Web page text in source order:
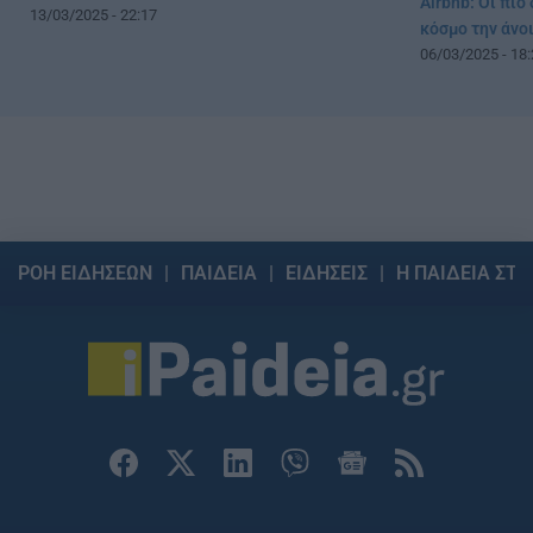
13/03/2025 - 22:17
κόσμο την
06/03/2025 -
ΡΟΗ ΕΙΔΗΣΕΩΝ ΠΑΙΔΕΙΑ ΕΙΔΗΣΕΙΣ Η ΠΑΙΔΕΙΑ